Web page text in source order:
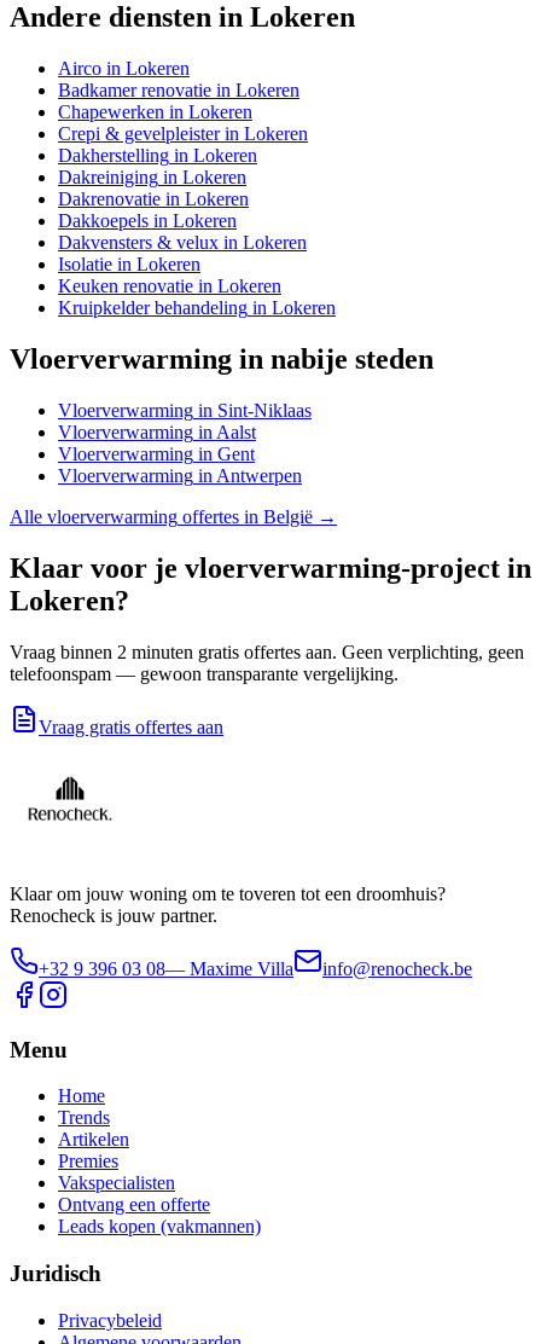
Andere diensten in Lokeren
Airco in Lokeren
Badkamer renovatie in Lokeren
Chapewerken in Lokeren
Crepi & gevelpleisterin Lokeren
Dakherstelling in Lokeren
Dakreiniging in Lokeren
Dakrenovatie in Lokeren
Dakkoepels in Lokeren
Dakvensters & velux in Lokeren
Isolatie in Lokeren
Keuken renovatie in Lokeren
Kruipkelder behandeling in Lokeren
Vloerverwarming in nabije steden
Vloerverwarming in Sint-Niklaas
Vloerverwarming in Aalst
Vloerverwarming in Gent
Vloerverwarming in Antwerpen
Alle vloerverwarming offertes in België →
Klaar voor je vloerverwarming-project in
Lokeren?
Vraag binnen 2 minuten gratis offertes aan. Geen verplichting, geen
telefoonspam — gewoon transparante vergelijking.
Vraag gratis offertes aan
Klaar om jouw woning om te toveren tot een droomhuis?
Renocheck is jouw partner.
+32 9 396 03 08— Maxime Villa info@renocheck.be
Menu
Home
Trends
Artikelen
Premies
Vakspecialisten
Ontvang een offerte
Leads kopen (vakmannen)
Juridisch
Privacybeleid